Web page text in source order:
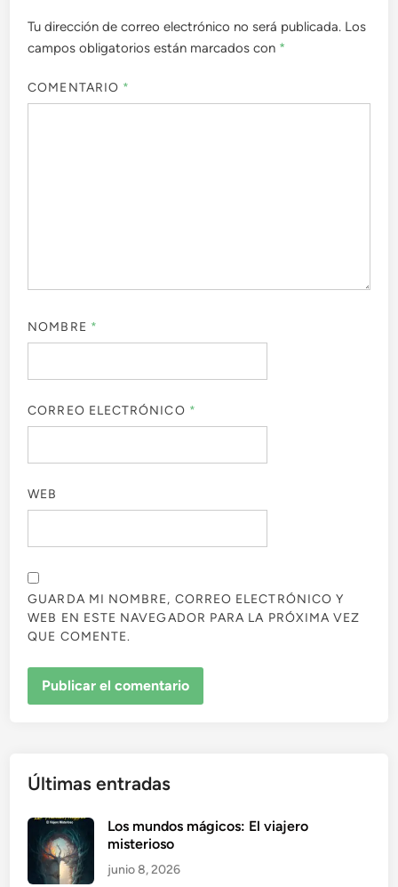
Tu dirección de correo electrónico no será publicada. Los
campos obligatorios están marcados con *
COMENTARIO *
NOMBRE *
CORREO ELECTRÓNICO *
WEB
GUARDA MI NOMBRE, CORREO ELECTRÓNICO Y
WEB EN ESTE NAVEGADOR PARA LA PRÓXIMA VEZ
QUE COMENTE.
Últimas entradas
Los mundos mágicos: El viajero
misterioso
junio 8, 2026